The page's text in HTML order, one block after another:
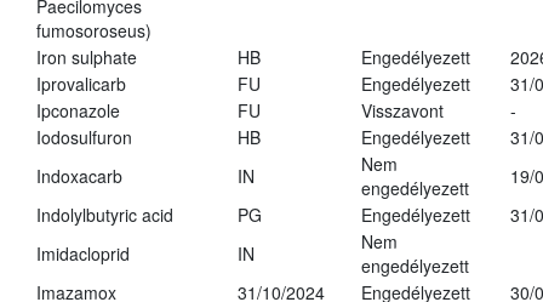
Paecilomyces
fumosoroseus)
Iron sulphate HB Engedélyezett
Iprovalicarb
FU Engedélyezett
31/
Ipconazole
FU Visszavont
-
Iodosulfuron
HB Engedélyezett
31/
Indoxacarb
IN
Nem
engedélyezett
19/
Indolylbutyric acid
PG Engedélyezett
31/
Imidacloprid
IN
Nem
engedélyezett
Imazamox
31/10/2024 Engedélyezett
30/